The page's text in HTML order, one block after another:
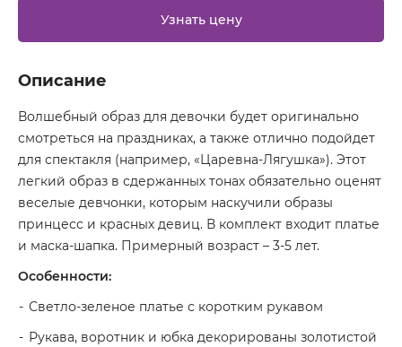
Узнать цену
Описание
Волшебный образ для девочки будет оригинально
смотреться на праздниках, а также отлично подойдет
для спектакля (например, «Царевна-Лягушка»). Этот
легкий образ в сдержанных тонах обязательно оценят
веселые девчонки, которым наскучили образы
принцесс и красных девиц. В комплект входит платье
и маска-шапка. Примерный возраст – 3-5 лет.
Особенности:
Светло-зеленое платье с коротким рукавом
Рукава, воротник и юбка декорированы золотистой